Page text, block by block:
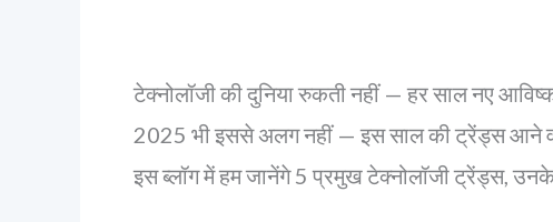
टेक्नोलॉजी की दुनिया रुकती नहीं — हर साल नए
2025 भी इससे अलग नहीं — इस साल की ट्रेंड्स आने
इस ब्लॉग में हम जानेंगे 5 प्रमुख टेक्नोलॉजी ट्रेंड्स,